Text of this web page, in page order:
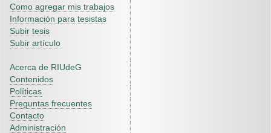
Como agregar mis trabajos
Información para tesistas
Subir tesis
Subir artículo
Acerca de RIUdeG
Contenidos
Políticas
Preguntas frecuentes
Contacto
Administración